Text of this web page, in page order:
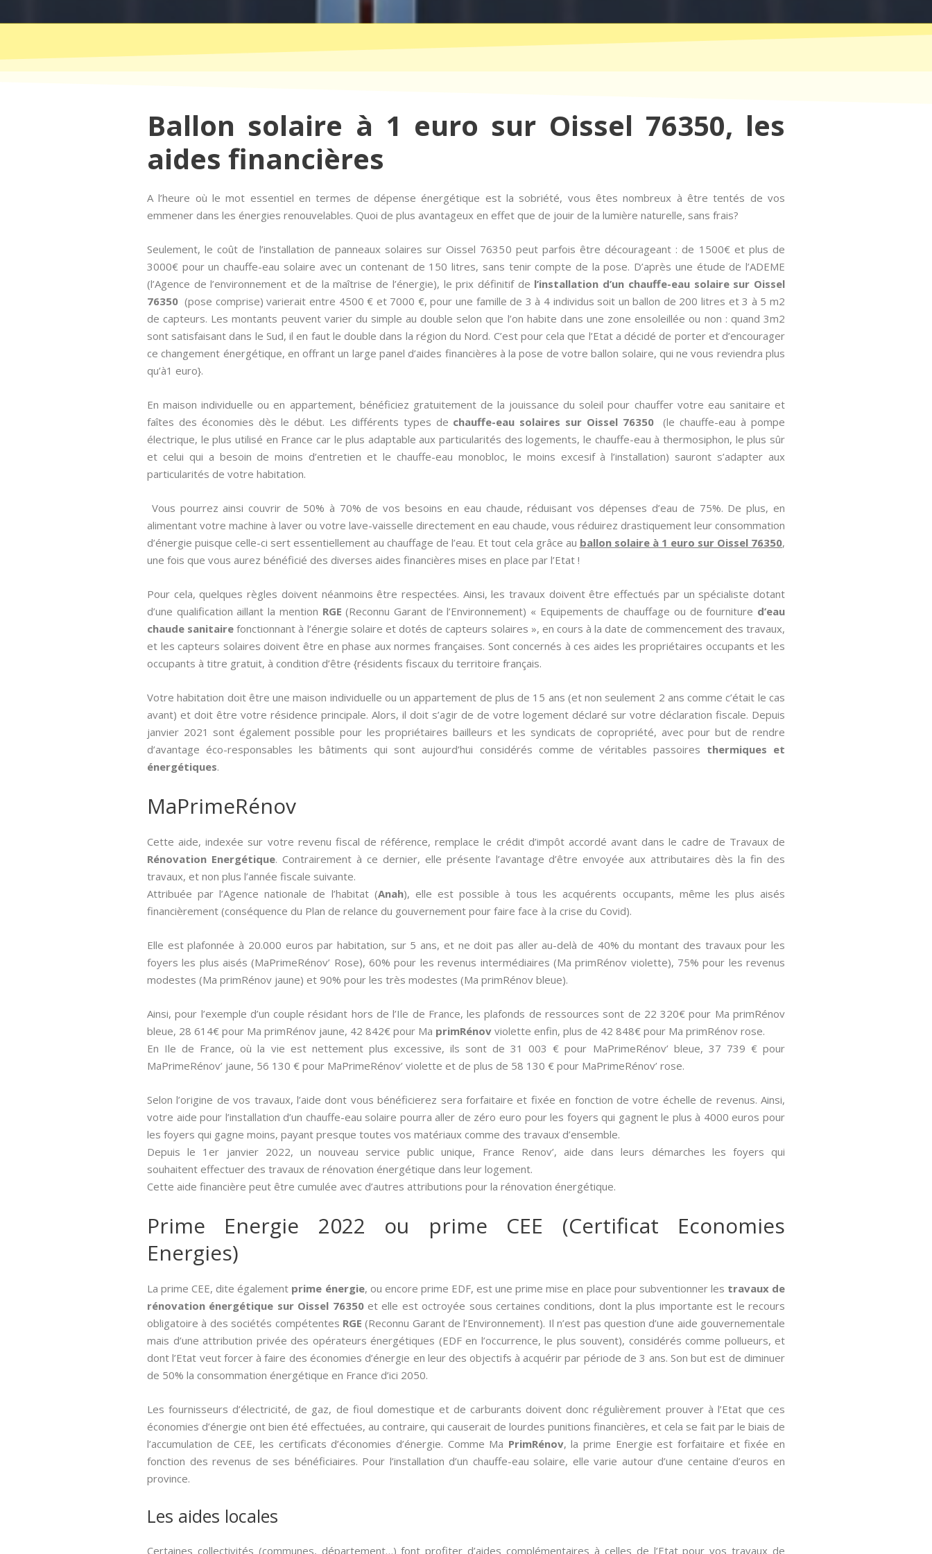
Ballon solaire à 1 euro sur Oissel 76350, les
aides financières
A l’heure où le mot essentiel en termes de dépense énergétique est la sobriété, vous êtes nombreux à être tentés de vos
emmener dans les énergies renouvelables. Quoi de plus avantageux en effet que de jouir de la lumière naturelle, sans frais?
Seulement, le coût de l’installation de panneaux solaires sur Oissel 76350 peut parfois être décourageant : de 1500€ et plus de
3000€ pour un chauffe-eau solaire avec un contenant de 150 litres, sans tenir compte de la pose. D’après une étude de l’ADEME
(l’Agence de l’environnement et de la maîtrise de l’énergie), le prix définitif de l’installation d’un chauffe-eau solaire sur Oissel
76350 (pose comprise) varierait entre 4500 € et 7000 €, pour une famille de 3 à 4 individus soit un ballon de 200 litres et 3 à 5 m2
de capteurs. Les montants peuvent varier du simple au double selon que l’on habite dans une zone ensoleillée ou non : quand 3m2
sont satisfaisant dans le Sud, il en faut le double dans la région du Nord. C’est pour cela que l’Etat a décidé de porter et d’encourager
ce changement énergétique, en offrant un large panel d’aides financières à la pose de votre ballon solaire, qui ne vous reviendra plus
qu’à1 euro}.
En maison individuelle ou en appartement, bénéficiez gratuitement de la jouissance du soleil pour chauffer votre eau sanitaire et
faîtes des économies dès le début. Les différents types de chauffe-eau solaires sur Oissel 76350(le chauffe-eau à pompe
électrique, le plus utilisé en France car le plus adaptable aux particularités des logements, le chauffe-eau à thermosiphon, le plus sûr
et celui qui a besoin de moins d’entretien et le chauffe-eau monobloc, le moins excesif à l’installation) sauront s’adapter aux
particularités de votre habitation.
Vous pourrez ainsi couvrir de 50% à 70% de vos besoins en eau chaude, réduisant vos dépenses d’eau de 75%. De plus, en
alimentant votre machine à laver ou votre lave-vaisselle directement en eau chaude, vous réduirez drastiquement leur consommation
d’énergie puisque celle-ci sert essentiellement au chauffage de l’eau. Et tout cela grâce au ballon solaire à 1 euro sur Oissel 76350,
une fois que vous aurez bénéficié des diverses aides financières mises en place par l’Etat !
Pour cela, quelques règles doivent néanmoins être respectées. Ainsi, les travaux doivent être effectués par un spécialiste dotant
d’une qualification aillant la mention RGE(Reconnu Garant de l’Environnement) « Equipements de chauffage ou de fourniture d’eau
chaude sanitaire fonctionnant à l’énergie solaire et dotés de capteurs solaires », en cours à la date de commencement des travaux,
et les capteurs solaires doivent être en phase aux normes françaises. Sont concernés à ces aides les propriétaires occupants et les
occupants à titre gratuit, à condition d’être {résidents fiscaux du territoire français.
Votre habitation doit être une maison individuelle ou un appartement de plus de 15 ans (et non seulement 2 ans comme c’était le cas
avant) et doit être votre résidence principale. Alors, il doit s’agir de de votre logement déclaré sur votre déclaration fiscale. Depuis
janvier 2021 sont également possible pour les propriétaires bailleurs et les syndicats de copropriété, avec pour but de rendre
d’avantage éco-responsables les bâtiments qui sont aujourd’hui considérés comme de véritables passoires thermiques et
énergétiques.
MaPrimeRénov
Cette aide, indexée sur votre revenu fiscal de référence, remplace le crédit d’impôt accordé avant dans le cadre de Travaux de
Rénovation Energétique. Contrairement à ce dernier, elle présente l’avantage d’être envoyée aux attributaires dès la fin des
travaux, et non plus l’année fiscale suivante.
Attribuée par l’Agence nationale de l’habitat (Anah), elle est possible à tous les acquérents occupants, même les plus aisés
financièrement (conséquence du Plan de relance du gouvernement pour faire face à la crise du Covid).
Elle est plafonnée à 20.000 euros par habitation, sur 5 ans, et ne doit pas aller au-delà de 40% du montant des travaux pour les
foyers les plus aisés (MaPrimeRénov’ Rose), 60% pour les revenus intermédiaires (Ma primRénov violette), 75% pour les revenus
modestes (Ma primRénov jaune) et 90% pour les très modestes (Ma primRénov bleue).
Ainsi, pour l’exemple d’un couple résidant hors de l’Ile de France, les plafonds de ressources sont de 22 320€ pour Ma primRénov
bleue, 28 614€ pour Ma primRénov jaune, 42 842€ pour Ma primRénov violette enfin, plus de 42 848€ pour Ma primRénov rose.
En Ile de France, où la vie est nettement plus excessive, ils sont de 31 003 € pour MaPrimeRénov’ bleue, 37 739 € pour
MaPrimeRénov’ jaune, 56 130 € pour MaPrimeRénov’ violette et de plus de 58 130 € pour MaPrimeRénov’ rose.
Selon l’origine de vos travaux, l’aide dont vous bénéficierez sera forfaitaire et fixée en fonction de votre échelle de revenus. Ainsi,
votre aide pour l’installation d’un chauffe-eau solaire pourra aller de zéro euro pour les foyers qui gagnent le plus à 4000 euros pour
les foyers qui gagne moins, payant presque toutes vos matériaux comme des travaux d’ensemble.
Depuis le 1er janvier 2022, un nouveau service public unique, France Renov’, aide dans leurs démarches les foyers qui
souhaitent effectuer des travaux de rénovation énergétique dans leur logement.
Cette aide financière peut être cumulée avec d’autres attributions pour la rénovation énergétique.
Prime Energie 2022 ou prime CEE (Certificat Economies
Energies)
La prime CEE, dite également prime énergie, ou encore prime EDF, est une prime mise en place pour subventionner les travaux de
rénovation énergétique sur Oissel 76350et elle est octroyée sous certaines conditions, dont la plus importante est le recours
obligatoire à des sociétés compétentes RGE (Reconnu Garant de l’Environnement). Il n’est pas question d’une aide gouvernementale
mais d’une attribution privée des opérateurs énergétiques (EDF en l’occurrence, le plus souvent), considérés comme pollueurs, et
dont l’Etat veut forcer à faire des économies d’énergie en leur des objectifs à acquérir par période de 3 ans. Son but est de diminuer
de 50% la consommation énergétique en France d’ici 2050.
Les fournisseurs d’électricité, de gaz, de fioul domestique et de carburants doivent donc régulièrement prouver à l’Etat que ces
économies d’énergie ont bien été effectuées, au contraire, qui causerait de lourdes punitions financières, et cela se fait par le biais de
l’accumulation de CEE, les certificats d’économies d’énergie. Comme Ma PrimRénov, la prime Energie est forfaitaire et fixée en
fonction des revenus de ses bénéficiaires. Pour l’installation d’un chauffe-eau solaire, elle varie autour d’une centaine d’euros en
province.
Les aides locales
Certaines collectivités (communes, département…) font profiter d’aides complémentaires à celles de l’Etat pour vos travaux de